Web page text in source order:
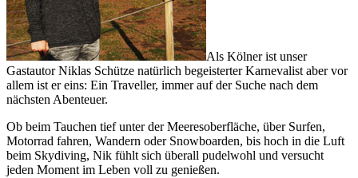
Als Kölner ist unser
Gastautor Niklas Schütze natürlich begeisterter Karnevalist aber vor
allem ist er eins: Ein Traveller, immer auf der Suche nach dem
nächsten Abenteuer.
Ob beim Tauchen tief unter der Meeresoberfläche, über Surfen,
Motorrad fahren, Wandern oder Snowboarden, bis hoch in die Luft
beim Skydiving, Nik fühlt sich überall pudelwohl und versucht
jeden Moment im Leben voll zu genießen.